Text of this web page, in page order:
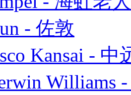
- 佐敦
Kansai - 中
Williams